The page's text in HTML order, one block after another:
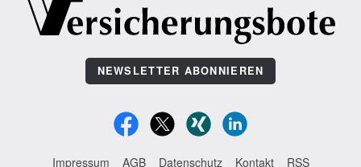
NEWSLETTER ABONNIEREN
Impressum AGB Datenschutz Kontakt RSS